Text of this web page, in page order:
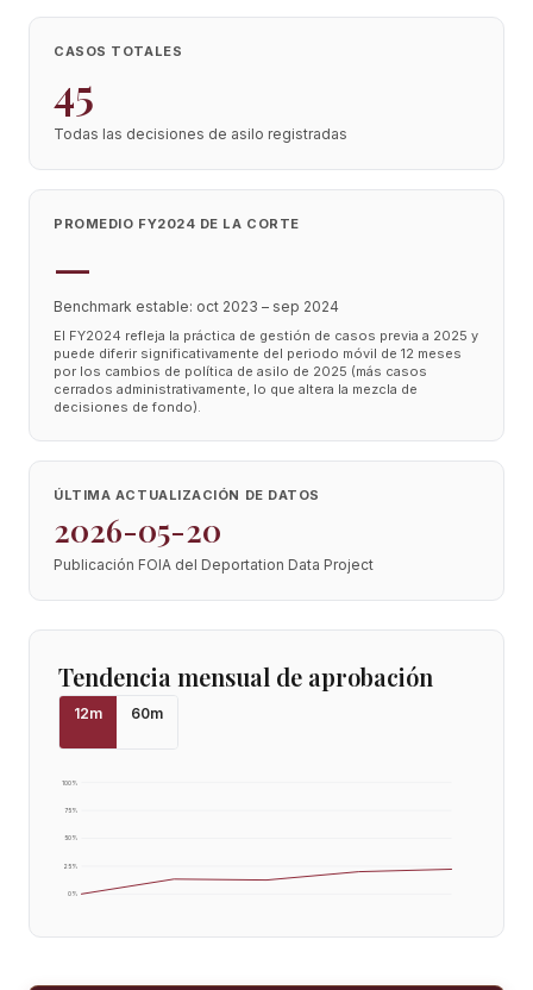
CASOS TOTALES
45
Todas las decisiones de asilo registradas
PROMEDIO FY2024 DE LA CORTE
—
Benchmark estable: oct 2023 – sep 2024
El FY2024 refleja la práctica de gestión de casos previa a 2025 y
puede diferir significativamente del periodo móvil de 12 meses
por los cambios de política de asilo de 2025 (más casos
cerrados administrativamente, lo que altera la mezcla de
decisiones de fondo).
ÚLTIMA ACTUALIZACIÓN DE DATOS
2026-05-20
Publicación FOIA del Deportation Data Project
Tendencia mensual de aprobación
12m 60m
0%
25%
50%
75%
100%